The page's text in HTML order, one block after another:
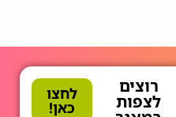
רוצים
לצפות לחצו
כאן!